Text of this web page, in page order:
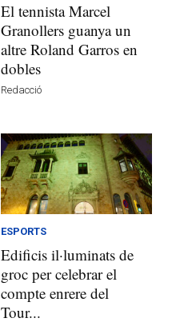
El tennista Marcel
Granollers guanya un
altre Roland Garros en
dobles
Redacció
ESPORTS
Edificis il·luminats de
groc per celebrar el
compte enrere del
Tour...